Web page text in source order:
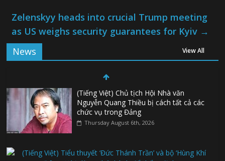
Zelenskyy heads into crucial Trump meeting
as US weighs security guarantees for Kyiv →
News
View All
(Tiếng Việt) Chủ tịch Hội Nhà văn
Nguyễn Quang Thiều bị cách tất cả các
chức vụ trong Đảng
Thursday August 6th, 2026